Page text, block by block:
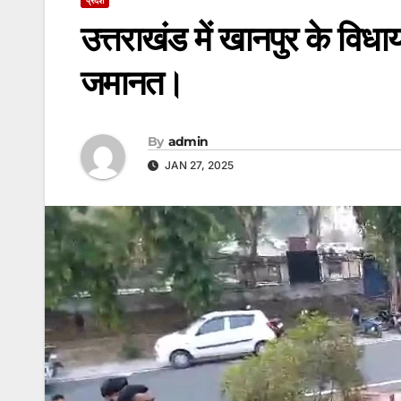
उत्तराखंड में खानपुर के
जमानत।
By admin
JAN 27, 2025